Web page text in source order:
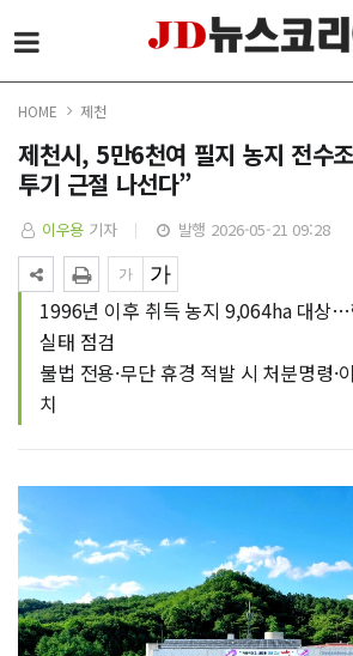
HOME 제천
제천시, 5만6천여 필지 농지 전수
투기 근절 나선다”
이우용 기자 발행 2026-05-21 09:28
1996년 이후 취득 농지 9,064ha 대상…
실태 점검
불법 전용·무단 휴경 적발 시 처분명령·
치